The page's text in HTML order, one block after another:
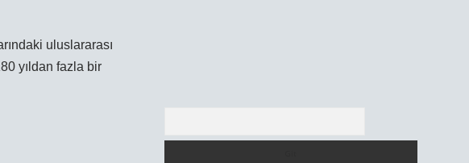
uluslararası
yıldan fazla bir